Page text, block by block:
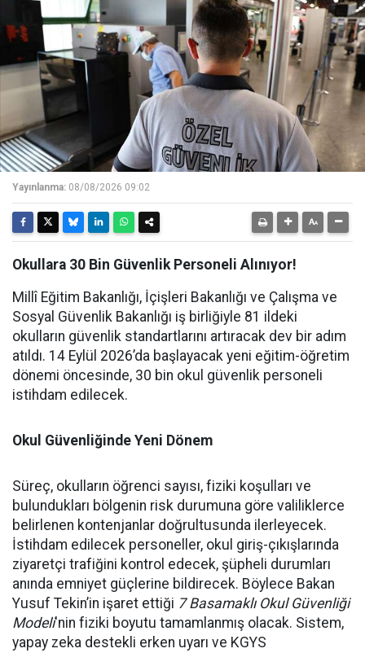
Yayınlanma: 08/08/2026 09:02
Okullara 30 Bin Güvenlik Personeli Alınıyor!
Millî Eğitim Bakanlığı, İçişleri Bakanlığı ve Çalışma ve
Sosyal Güvenlik Bakanlığı iş birliğiyle 81 ildeki
okulların güvenlik standartlarını artıracak dev bir adım
atıldı. 14 Eylül 2026’da başlayacak yeni eğitim-öğretim
dönemi öncesinde, 30 bin okul güvenlik personeli
istihdam edilecek.
Okul Güvenliğinde Yeni Dönem
Süreç, okulların öğrenci sayısı, fiziki koşulları ve
bulundukları bölgenin risk durumuna göre valiliklerce
belirlenen kontenjanlar doğrultusunda ilerleyecek.
İstihdam edilecek personeller, okul giriş-çıkışlarında
ziyaretçi trafiğini kontrol edecek, şüpheli durumları
anında emniyet güçlerine bildirecek. Böylece Bakan
Yusuf Tekin’in işaret ettiği 7 Basamaklı Okul Güvenliği
Modeli'nin fiziki boyutu tamamlanmış olacak. Sistem,
yapay zeka destekli erken uyarı ve KGYS